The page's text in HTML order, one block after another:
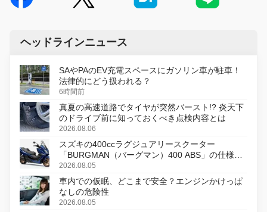
ヘッドラインニュース
SAやPAのEV充電スペースにガソリン車が駐車！
法律的にどう扱われる？
6時間前
真夏の高速道路でタイヤが突然バースト!? 炎天下
のドライブ前に知っておくべき点検内容とは
2026.08.06
スズキの400ccラグジュアリースクーター
「BURGMAN（バーグマン）400 ABS」の仕様を
変更し、8月18日に発売
2026.08.05
車内での仮眠、どこまで安全？エンジンかけっぱ
なしの危険性
2026.08.05